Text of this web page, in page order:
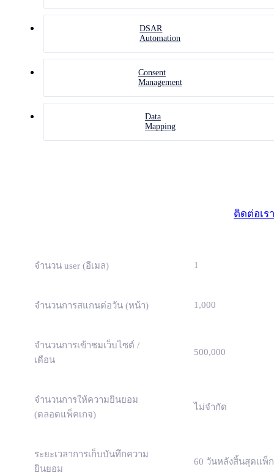
DSAR
Automation
Consent
Management
Data
Mapping
ติดต่อเร
จำนวน user (อีเมล) 1
จำนวนการสแกนต่อวัน (หน้า) 1,000
จำนวนการเข้าชมเว็บไซต์ /
เดือน
500,000
จำนวนการให้ความยินยอม
(ตลอดแพ็คเกจ)
ไม่จำกัด
ระยะเวลาการเก็บบันทึกความ
ยินยอม
60 วันหลังสิ้นสุดแพ็ก